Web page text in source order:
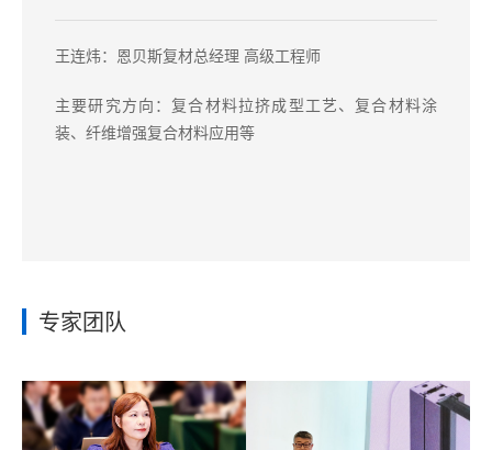
王连炜：恩贝斯复材总经理 高级工程师
主要研究方向：复合材料拉挤成型工艺、复合材料涂
装、纤维增强复合材料应用等
专家团队